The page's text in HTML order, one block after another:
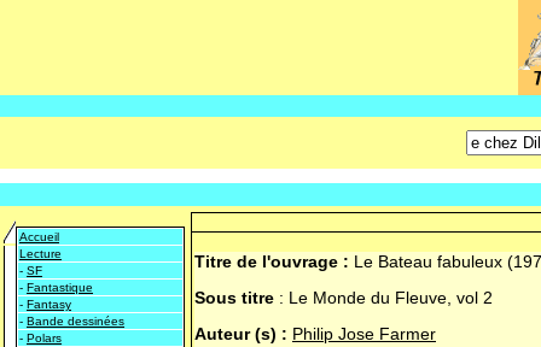
Accueil
Lecture
- SF
- Fantastique
- Fantasy
- Bande dessinées
- Polars
Titre de l'ouvrage : Le Bateau fabuleux
Sous titre : Le Monde du Fleuve, vol 2
Auteur (s) : Philip Jose Farmer